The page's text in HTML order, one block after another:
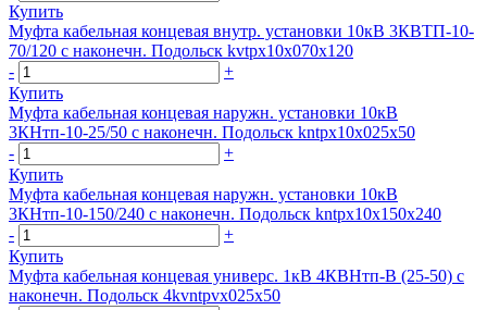
Купить
Муфта кабельная концевая внутр. установки 10кВ 3КВТП-10-
70/120 с наконечн. Подольск kvtpx10x070x120
-
+
Купить
Муфта кабельная концевая наружн. установки 10кВ
3КНтп-10-25/50 с наконечн. Подольск kntpx10x025x50
-
+
Купить
Муфта кабельная концевая наружн. установки 10кВ
3КНтп-10-150/240 с наконечн. Подольск kntpx10x150x240
-
+
Купить
Муфта кабельная концевая универс. 1кВ 4КВНтп-В (25-50) с
наконечн. Подольск 4kvntpvx025x50